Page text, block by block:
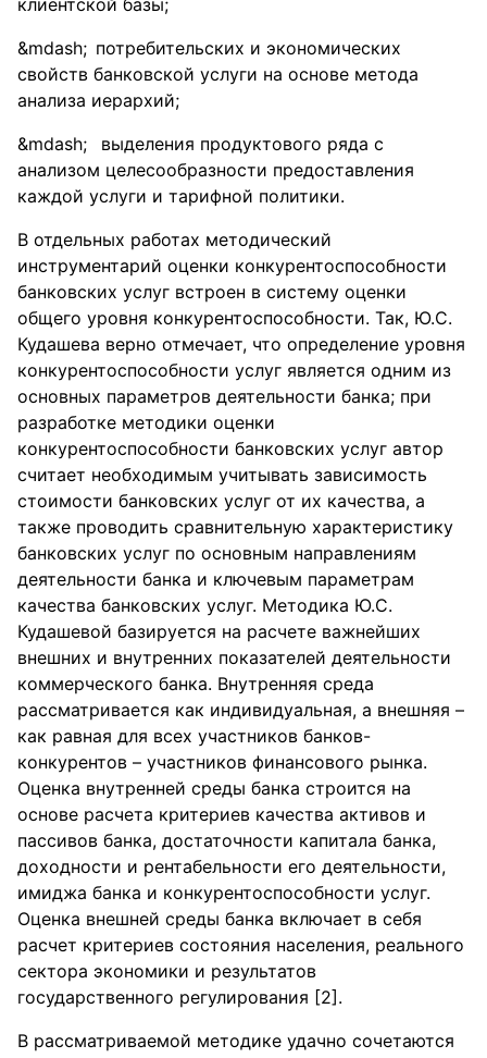
клиентской базы;
потребительских и экономических
свойств банковской услуги на основе метода
анализа иерархий;
выделения продуктового ряда с
анализом целесообразности предоставления
каждой услуги и тарифной политики.
В отдельных работах методический
инструментарий оценки конкурентоспособности
банковских услуг встроен в систему оценки
общего уровня конкурентоспособности. Так, Ю.С.
Кудашева верно отмечает, что определение уровня
конкурентоспособности услуг является одним из
основных параметров деятельности банка; при
разработке методики оценки
конкурентоспособности банковских услуг автор
считает необходимым учитывать зависимость
стоимости банковских услуг от их качества, а
также проводить сравнительную характеристику
банковских услуг по основным направлениям
деятельности банка и ключевым параметрам
качества банковских услуг. Методика Ю.С.
Кудашевой базируется на расчете важнейших
внешних и внутренних показателей деятельности
коммерческого банка. Внутренняя среда
рассматривается как индивидуальная, а внешняя –
как равная для всех участников банков-
конкурентов – участников финансового рынка.
Оценка внутренней среды банка строится на
основе расчета критериев качества активов и
пассивов банка, достаточности капитала банка,
доходности и рентабельности его деятельности,
имиджа банка и конкурентоспособности услуг.
Оценка внешней среды банка включает в себя
расчет критериев состояния населения, реального
сектора экономики и результатов
государственного регулирования [2].
В рассматриваемой методике удачно сочетаются